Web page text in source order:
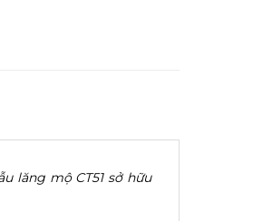
lăng mộ CT51 sở hữu